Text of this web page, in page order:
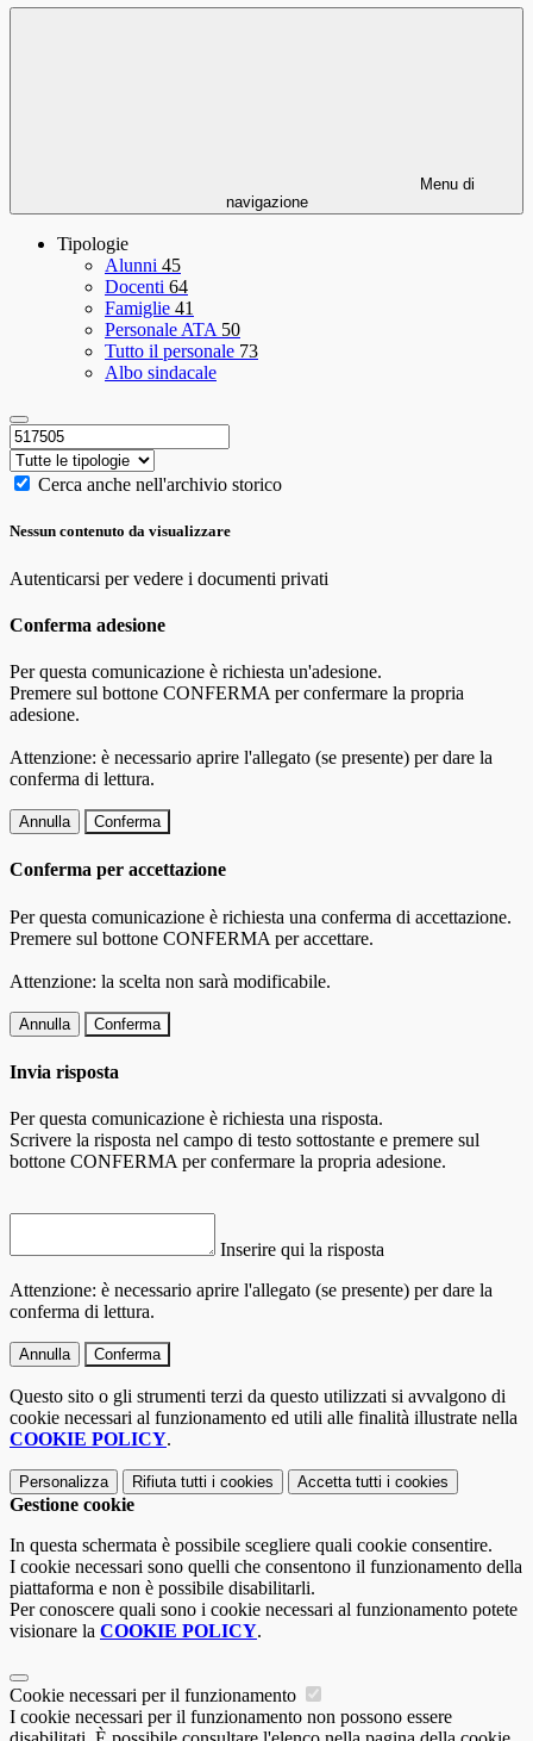
Menu di
navigazione
Tipologie
Alunni 45
Docenti 64
Famiglie 41
Personale ATA 50
Tutto il personale 73
Albo sindacale
Cerca anche nell'archivio storico
Nessun contenuto da visualizzare
Autenticarsi per vedere i documenti privati
Conferma adesione
Per questa comunicazione è richiesta un'adesione.
Premere sul bottone CONFERMA per confermare la propria
adesione.
Attenzione: è necessario aprire l'allegato (se presente) per dare la
conferma di lettura.
Annulla Conferma
Conferma per accettazione
Per questa comunicazione è richiesta una conferma di accettazione.
Premere sul bottone CONFERMA per accettare.
Attenzione: la scelta non sarà modificabile.
Annulla Conferma
Invia risposta
Per questa comunicazione è richiesta una risposta.
Scrivere la risposta nel campo di testo sottostante e premere sul
bottone CONFERMA per confermare la propria adesione.
Inserire qui la risposta
Attenzione: è necessario aprire l'allegato (se presente) per dare la
conferma di lettura.
Annulla Conferma
Questo sito o gli strumenti terzi da questo utilizzati si avvalgono di
cookie necessari al funzionamento ed utili alle finalità illustrate nella
COOKIE POLICY.
Personalizza Rifiuta tutti i cookies Accetta tutti i cookies
Gestione cookie
In questa schermata è possibile scegliere quali cookie consentire.
I cookie necessari sono quelli che consentono il funzionamento della
piattaforma e non è possibile disabilitarli.
Per conoscere quali sono i cookie necessari al funzionamento potete
visionare la COOKIE POLICY.
Cookie necessari per il funzionamento
I cookie necessari per il funzionamento non possono essere